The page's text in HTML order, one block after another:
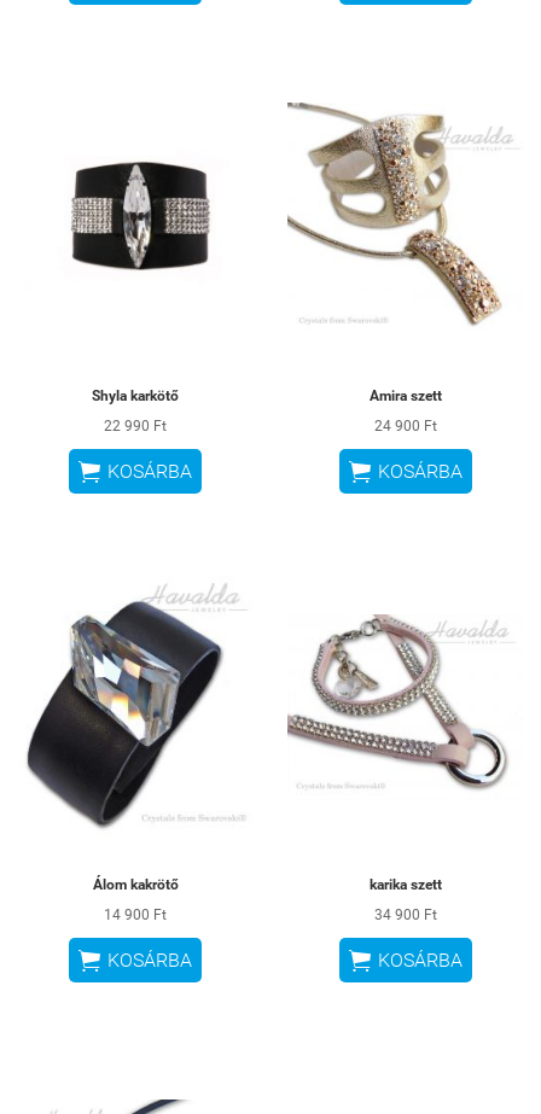
Shyla karkötő
22 990 Ft
 KOSÁRBA
Amira szett
24 900 Ft
 KOSÁRBA
Álom kakrötő
14 900 Ft
 KOSÁRBA
karika szett
34 900 Ft
 KOSÁRBA